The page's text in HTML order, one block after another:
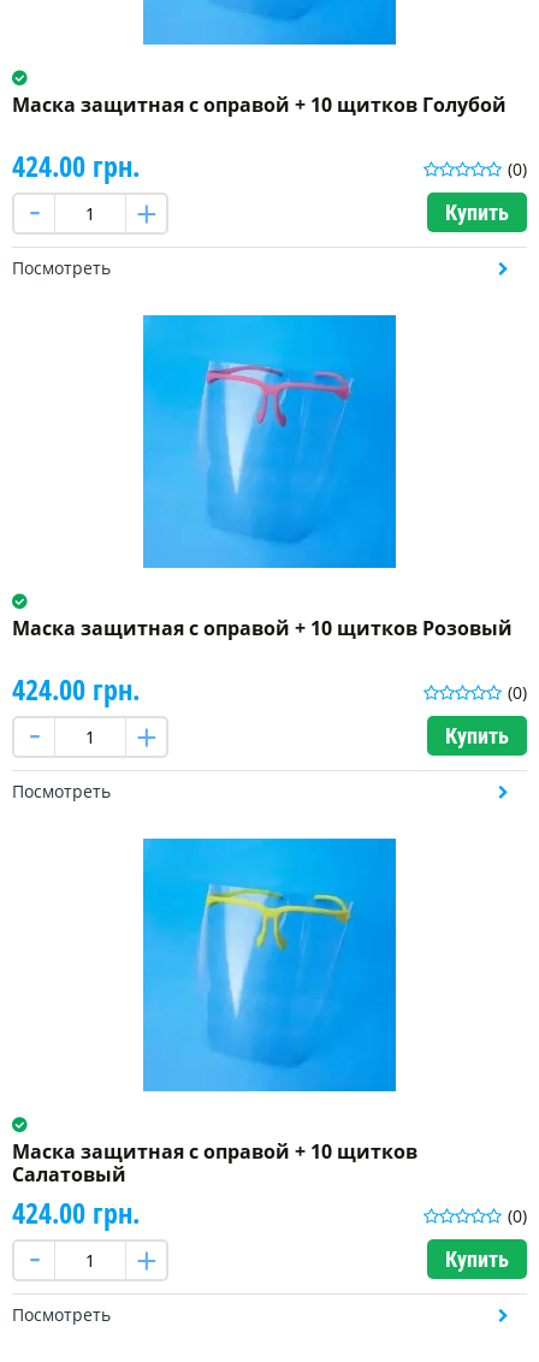
Маска защитная с оправой + 10 щитков Голубой
(0)
424.00 грн.
Купить
Посмотреть
Маска защитная с оправой + 10 щитков Розовый
(0)
424.00 грн.
Купить
Посмотреть
Маска защитная с оправой + 10 щитков
Салатовый
(0)
424.00 грн.
Купить
Посмотреть